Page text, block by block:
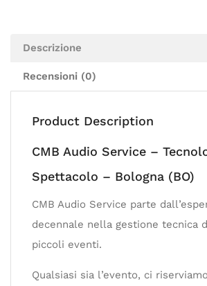
Descrizione
Recensioni (0)
Product Description
CMB Audio Service –
Spettacolo – Bologna (BO)
CMB Audio Service parte
decennale nella gestione tecnica
piccoli eventi.
Qualsiasi sia l’evento, ci